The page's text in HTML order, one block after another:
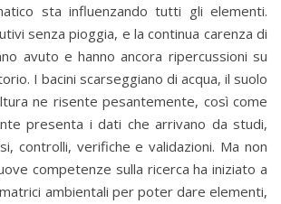
sta influenzando tutti gli elementi.
senza pioggia, e la continua carenza di
avuto e hanno ancora ripercussioni su
I bacini scarseggiano di acqua, il suolo
ne risente pesantemente, così come
presenta i dati che arrivano da studi,
controlli, verifiche e validazioni. Ma non
competenze sulla ricerca ha iniziato a
ambientali per poter dare elementi,